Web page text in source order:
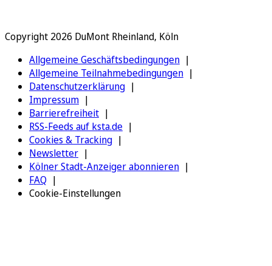
Copyright 2026 DuMont Rheinland, Köln
Allgemeine Geschäftsbedingungen
Allgemeine Teilnahmebedingungen
Datenschutzerklärung
Impressum
Barrierefreiheit
RSS-Feeds auf ksta.de
Cookies & Tracking
Newsletter
Kölner Stadt-Anzeiger abonnieren
FAQ
Cookie-Einstellungen